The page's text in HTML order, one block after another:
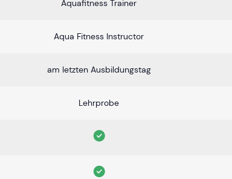
Aquafitness Trainer
Aqua Fitness Instructor
am letzten Ausbildungstag
Lehrprobe